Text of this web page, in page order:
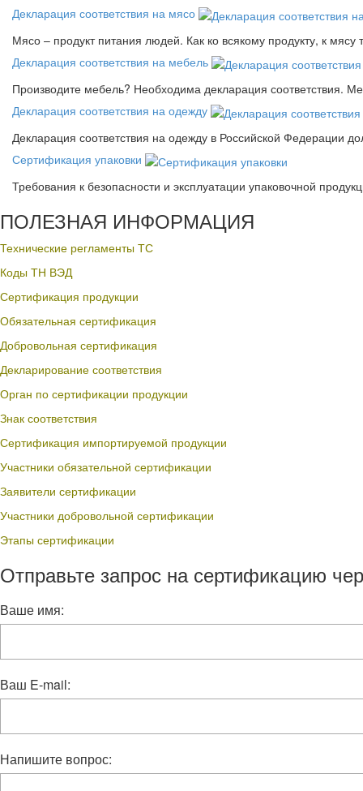
Декларация соответствия на мясо
Мясо – продукт питания людей. Как ко всякому продукту, к мясу
Декларация соответствия на мебель
Производите мебель? Необходима декларация соответствия.
Декларация соответствия на одежду
Декларация соответствия на одежду в Российской Федерации
Сертификация упаковки
Требования к безопасности и эксплуатации упаковочной
ПОЛЕЗНАЯ ИНФОРМАЦИЯ
Технические регламенты ТС
Коды ТН ВЭД
Сертификация продукции
Обязательная сертификация
Добровольная сертификация
Декларирование соответствия
Орган по сертификации продукции
Знак соответствия
Сертификация импортируемой продукции
Участники обязательной сертификации
Заявители сертификации
Участники добровольной сертификации
Этапы сертификации
Отправьте запрос на сертификацию
Ваше имя:
Ваш E-mail:
Напишите вопрос: